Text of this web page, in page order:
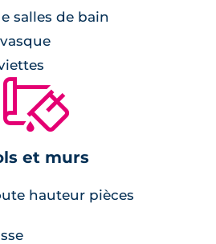
ultra optimisés font la part
la lumière naturelle. Les
à destination des
et rendent le
vélo, parking privatif,
salles de bain
🔨
et murs
hauteur pièces